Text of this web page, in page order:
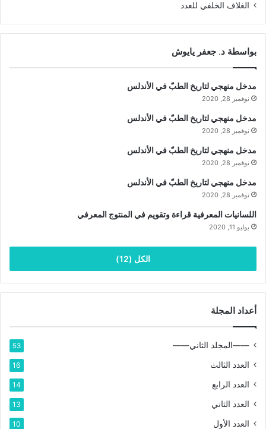
الغلاف الخلفي للعدد
بواسطة د. جعفر يايوش
مدخل منهجي لتاريخ الطبّ في الأندلس
نوفمبر 28, 2020
مدخل منهجي لتاريخ الطبّ في الأندلس
نوفمبر 28, 2020
مدخل منهجي لتاريخ الطبّ في الأندلس
نوفمبر 28, 2020
مدخل منهجي لتاريخ الطبّ في الأندلس
نوفمبر 28, 2020
اللسانيات المعرفية قراءة وتقويم في المنتوج المعرفي
يوليو 11, 2020
الكل (12)
أعداد المجلة
——المجلد الثاني—— 53
العدد الثالث 16
العدد الرابع 14
العدد الثاني 13
العدد الأول 10